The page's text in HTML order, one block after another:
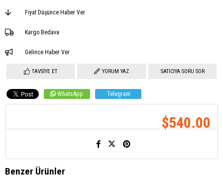
Fiyat Düşünce Haber Ver
Kargo Bedava
Gelince Haber Ver
TAVSIYE ET YORUM YAZ SATICIYA SORU SOR
WhatsApp Telegram
$540.00
Benzer Ürünler